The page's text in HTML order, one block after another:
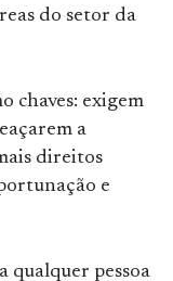
do setor da
chaves: exigem
a
direitos
e
qualquer pessoa